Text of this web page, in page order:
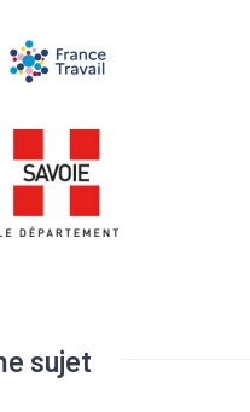
sujet